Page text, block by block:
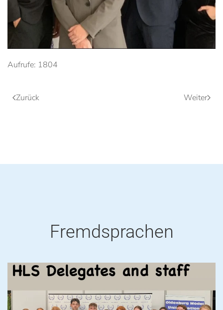
Aufrufe: 1804
Zurück Weiter
Fremdsprachen